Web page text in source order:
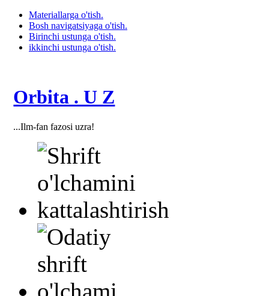
Materiallarga o'tish.
Bosh navigatsiyaga o'tish.
Birinchi ustunga o'tish.
ikkinchi ustunga o'tish.
Orbita . U Z
...Ilm-fan fazosi uzra!